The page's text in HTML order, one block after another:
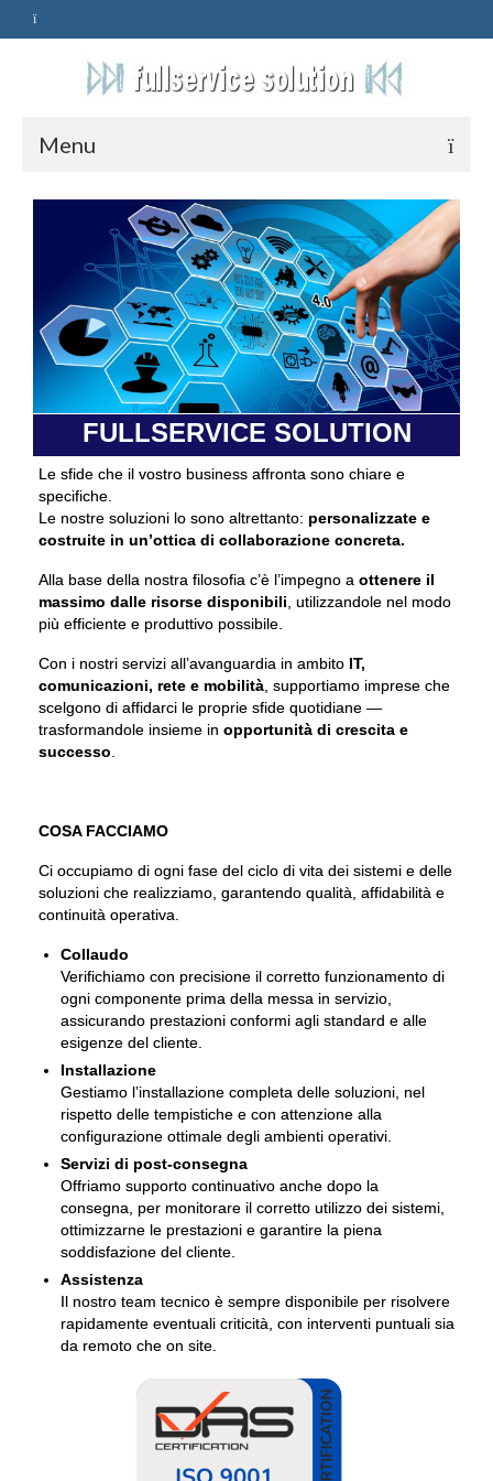
Menu
HOME
ASSISTENZA
POLITICA
Qualità
PRIVACY
CONTATTI
FULLSERVICE SOLUTION
Le sfide che il vostro business affronta sono chiare e
specifiche.
Le nostre soluzioni lo sono altrettanto: personalizzate e
costruite in un’ottica di collaborazione concreta.
Alla base della nostra filosofia c’è l’impegno a ottenere il
massimo dalle risorse disponibili , utilizzandole nel modo
più efficiente e produttivo possibile.
Con i nostri servizi all’avanguardia in ambito IT,
comunicazioni, rete e mobilità , supportiamo imprese che
scelgono di affidarci le proprie sfide quotidiane —
trasformandole insieme in opportunità di crescita e
successo
COSA FACCIAMO
Ci occupiamo di ogni fase del ciclo di vita dei sistemi e delle
soluzioni che realizziamo, garantendo qualità, affidabilità e
continuità operativa.
Collaudo
Verifichiamo con precisione il corretto funzionamento di
ogni componente prima della messa in servizio,
assicurando prestazioni conformi agli standard e alle
esigenze del cliente.
Installazione
Gestiamo l’installazione completa delle soluzioni, nel
rispetto delle tempistiche e con attenzione alla
configurazione ottimale degli ambienti operativi.
Servizi di post-consegna
Offriamo supporto continuativo anche dopo la
consegna, per monitorare il corretto utilizzo dei sistemi,
ottimizzarne le prestazioni e garantire la piena
soddisfazione del cliente.
Assistenza
Il nostro team tecnico è sempre disponibile per risolvere
rapidamente eventuali criticità, con interventi puntuali sia
da remoto che on site.